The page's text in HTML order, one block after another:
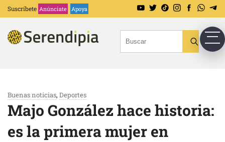
Suscríbete Anúnciate Apoya
Buenas noticias, Deportes
Majo González hace historia:
es la primera mujer en